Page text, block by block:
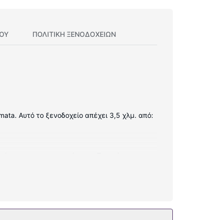
ΠΟΛΙΤΙΚΗ ΞΕΝΟΔΟΧΕΊΩΝ
Αυτό το ξενοδοχείο απέχει 3,5 χλμ. από:
καθημερινά.